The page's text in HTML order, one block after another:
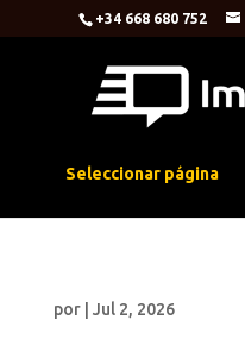
+34 668 680 752
Seleccionar página
por Jul 2, 2026